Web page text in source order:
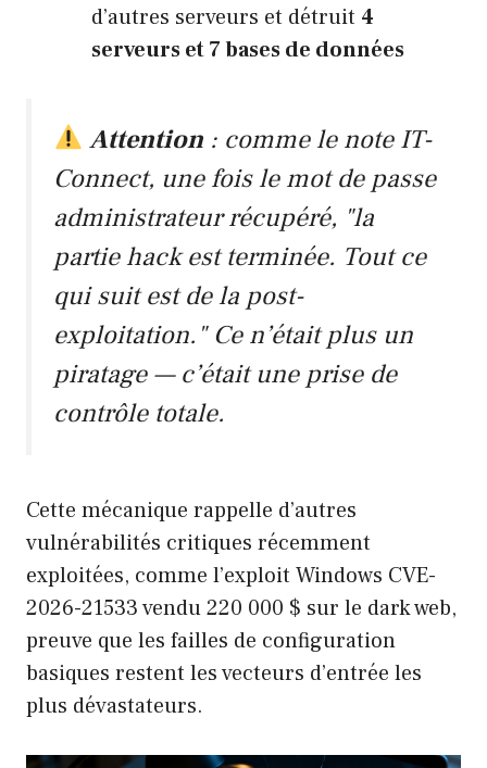
d’autres serveurs et détruit 4
serveurs et 7 bases de données
Attention : comme le note IT-
Connect, une fois le mot de passe
administrateur récupéré, "la
partie hack est terminée. Tout ce
qui suit est de la post-
exploitation." Ce n’était plus un
piratage — c’était une prise de
contrôle totale.
Cette mécanique rappelle d’autres
vulnérabilités critiques récemment
exploitées, comme l’exploit Windows CVE-
2026-21533 vendu 220 000 $ sur le dark web,
preuve que les failles de configuration
basiques restent les vecteurs d’entrée les
plus dévastateurs.